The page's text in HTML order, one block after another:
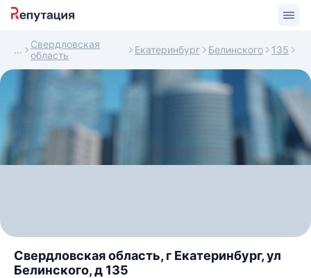
Свердловская
область
Екатеринбург Белинского 135
Свердловская область, г Екатеринбург, ул
Белинского, д 135